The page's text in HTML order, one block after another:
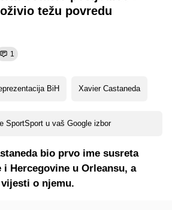
težu povredu
1
BiH Xavier Castaneda
SportSport u vaš Google izbor
bio prvo ime susreta
i Hercegovine u Orleansu, a
o njemu.